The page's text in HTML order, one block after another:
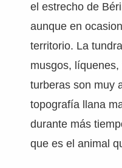
el estrecho de
aunque en
territorio. La
musgos,
turberas son muy
topografía llana
durante más
que es el animal